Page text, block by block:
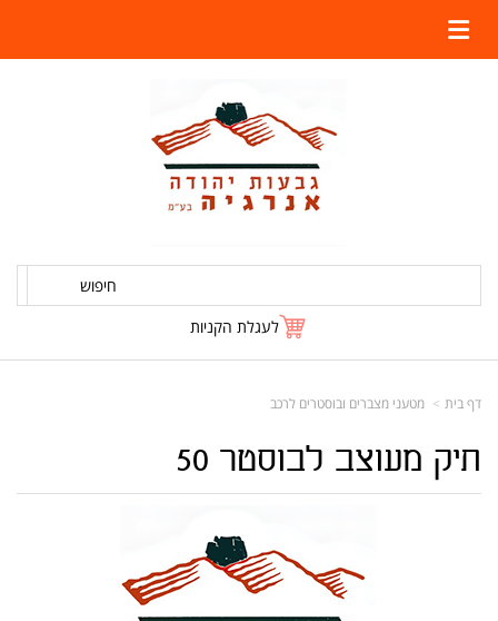
חיפוש
לעגלת הקניות
דף בית מטעני מצברים ובוסטרים לרכב
תיק מעוצב לבוסטר 50